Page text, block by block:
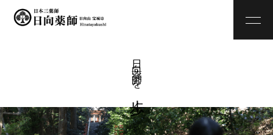
日 向 薬 師 を
歩
く